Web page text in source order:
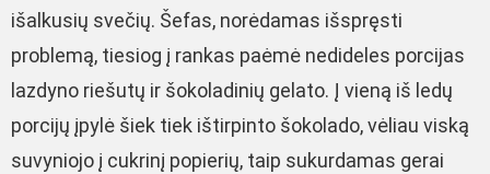
išalkusių svečių. Šefas, norėdamas išspręsti
problemą, tiesiog į rankas paėmė nedideles porcijas
lazdyno riešutų ir šokoladinių gelato. Į vieną iš ledų
porcijų įpylė šiek tiek ištirpinto šokolado, vėliau viską
suvyniojo į cukrinį popierių, taip sukurdamas gerai